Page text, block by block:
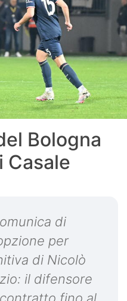
Bologna
Casale
di
per
di Nicolò
il difensore